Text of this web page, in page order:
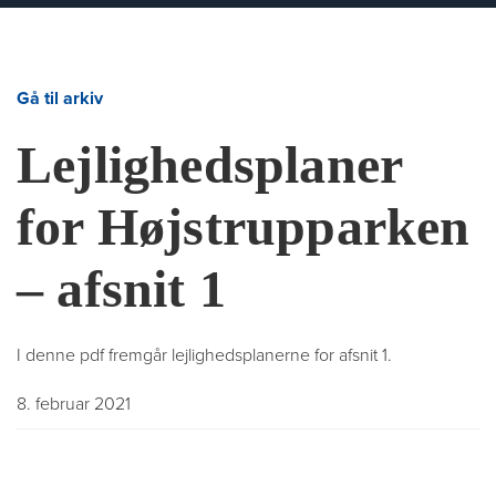
Gå til arkiv
Lejlighedsplaner
for Højstrupparken
– afsnit 1
I denne pdf fremgår lejlighedsplanerne for afsnit 1.
8. februar 2021